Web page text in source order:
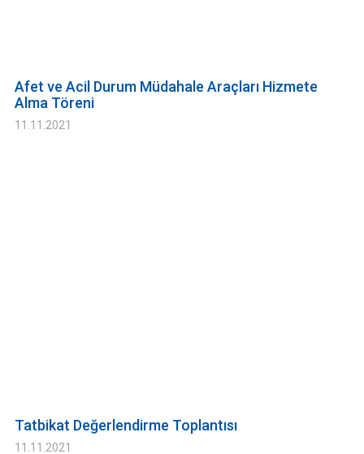
Afet ve Acil Durum Müdahale Araçları Hizmete
Alma Töreni
11.11.2021
Tatbikat Değerlendirme Toplantısı
11.11.2021